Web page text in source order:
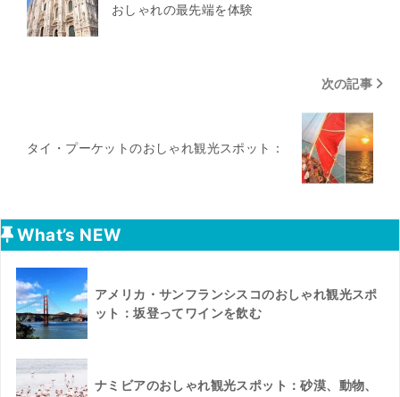
おしゃれの最先端を体験
次の記事
タイ・プーケットのおしゃれ観光スポット：
What’s NEW
アメリカ・サンフランシスコのおしゃれ観光スポ
ット：坂登ってワインを飲む
ナミビアのおしゃれ観光スポット：砂漠、動物、